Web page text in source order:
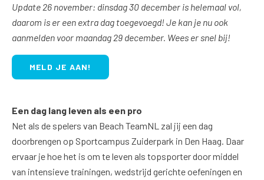
Update 26 november: dinsdag 30 december is helemaal vol,
daarom is er een extra dag toegevoegd! Je kan je nu ook
aanmelden voor maandag 29 december. Wees er snel bij!
MELD JE AAN!
Een dag lang leven als een pro
Net als de spelers van Beach TeamNL zal jij een dag
doorbrengen op Sportcampus Zuiderpark in Den Haag. Daar
ervaar je hoe het is om te leven als topsporter door middel
van intensieve trainingen, wedstrijd gerichte oefeningen en